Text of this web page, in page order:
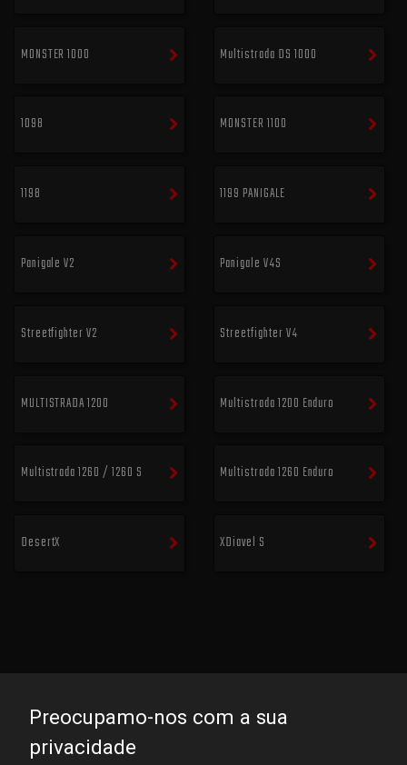
MONSTER 1000 Multistrada DS 1000
1098 MONSTER 1100
1198 1199 PANIGALE
Panigale V2 Panigale V4S
Streetfighter V2 Streetfighter V4
MULTISTRADA 1200 Multistrada 1200 Enduro
Multistrada 1260 / 1260 S Multistrada 1260 Enduro
DesertX XDiavel S
Preocupamo-nos com a sua
privacidade